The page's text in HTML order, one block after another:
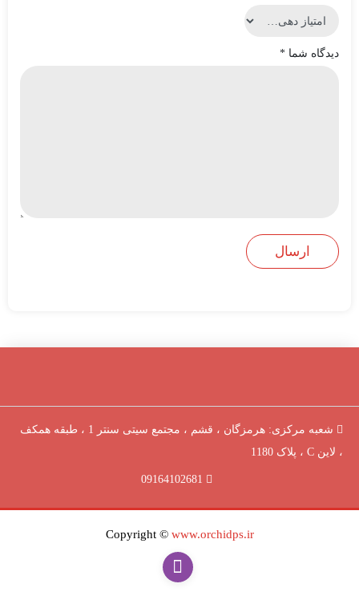
دیدگاه شما *
شعبه مرکزی: هرمزگان ، قشم ، مجتمع سیتی سنتر 1 ، طبقه همکف
، لاین C ، پلاک 1180
09164102681
Copyright © www.orchidps.ir